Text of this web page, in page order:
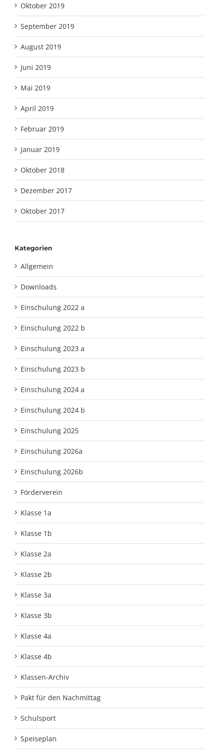
Oktober 2019
September 2019
August 2019
Juni 2019
Mai 2019
April 2019
Februar 2019
Januar 2019
Oktober 2018
Dezember 2017
Oktober 2017
Kategorien
Allgemein
Downloads
Einschulung 2022 a
Einschulung 2022 b
Einschulung 2023 a
Einschulung 2023 b
Einschulung 2024 a
Einschulung 2024 b
Einschulung 2025
Einschulung 2026a
Einschulung 2026b
Förderverein
Klasse 1a
Klasse 1b
Klasse 2a
Klasse 2b
Klasse 3a
Klasse 3b
Klasse 4a
Klasse 4b
Klassen-Archiv
Pakt für den Nachmittag
Schulsport
Speiseplan